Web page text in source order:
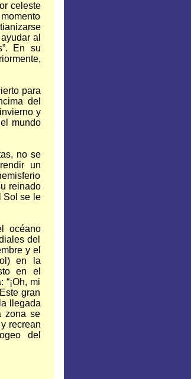
celeste
al
En su
para
del
y
mundo
no se
un
reinado
Sol se le
océano
del
y el
en la
en el
mi
gran
llegada
zona se
recrean
del